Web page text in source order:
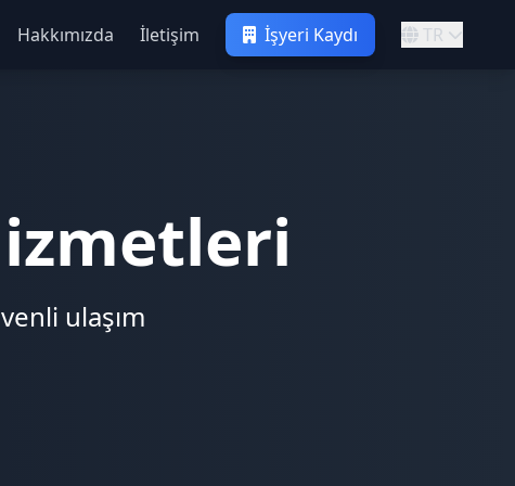
Hakkımızda İletişim İşyeri Kaydı TR
ulaşım